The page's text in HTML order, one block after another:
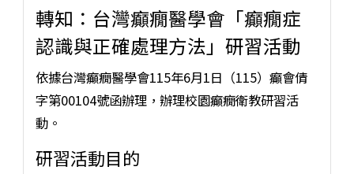
轉知：台灣癲癇醫學會「癲癇症
認識與正確處理方法」研習活動
依據台灣癲癇醫學會115年6月1日（115）癲會倩
字第00104號函辦理，辦理校園癲癇衛教研習活
動。
研習活動目的